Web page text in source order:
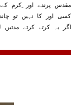
،مقدس پرندے اور ِکرم کے
کسی اور کا نہیں تو
اگر یہ کرتے کرتے